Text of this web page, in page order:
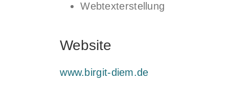
Webtexterstellung
Website
www.birgit-diem.de